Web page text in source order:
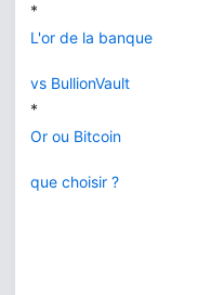
*
L'or de la banque
vs BullionVault
*
Or ou Bitcoin
que choisir ?